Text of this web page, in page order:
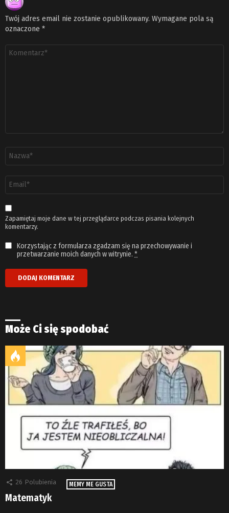
Twój adres email nie zostanie opublikowany. Wymagane pola są
oznaczone *
email
*
Zapamiętaj moje dane w tej przeglądarce podczas pisania kolejnych
komentarzy.
Korzystając z formularza zgadzam się na przechowywanie i
przetwarzanie moich danych w witrynie. *
Może Ci się spodobać
26 Polubienia MEMY ME GUSTA
Matematyk